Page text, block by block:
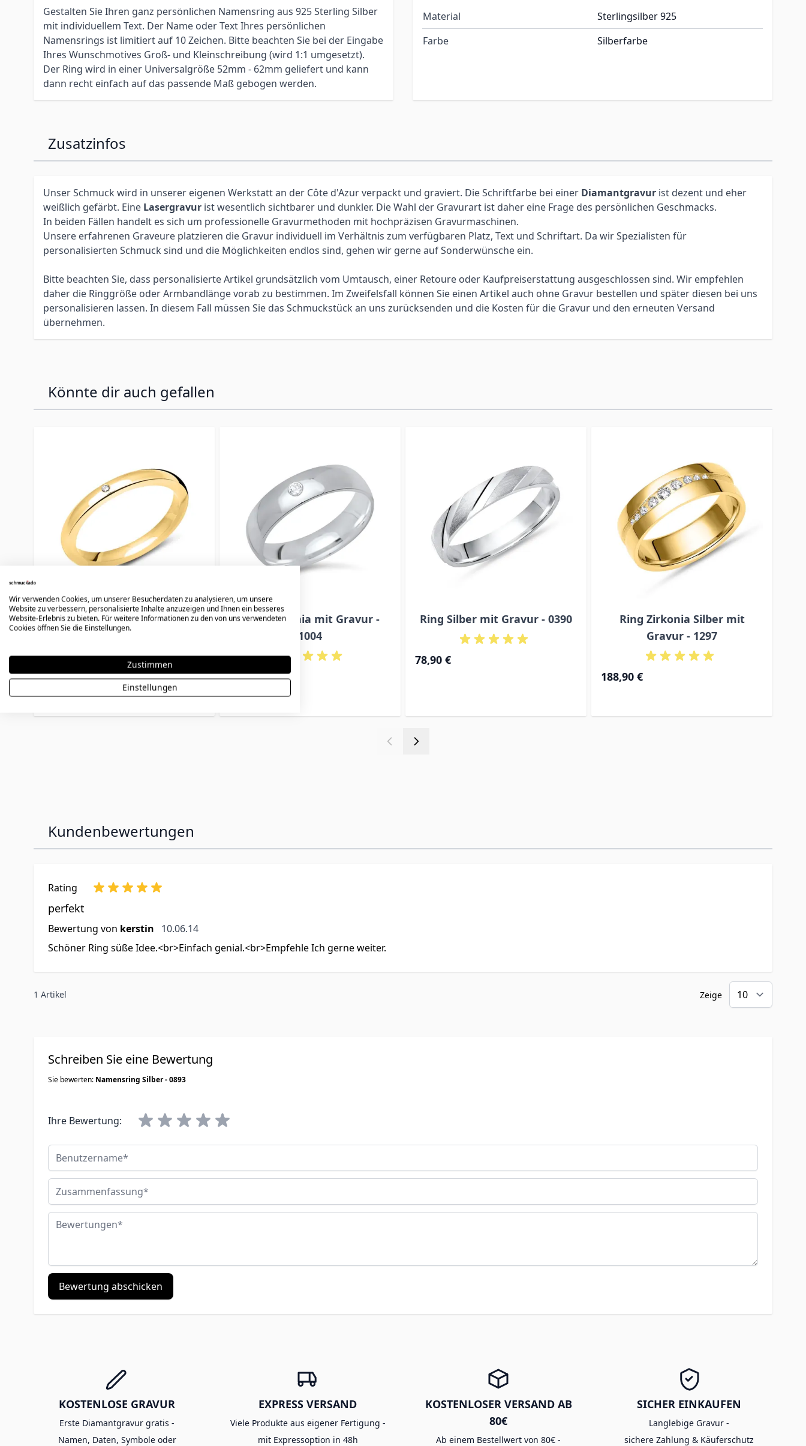
Gestalten Sie Ihren ganz persönlichen Namensring aus 925 Sterling Silber
mit individuellem Text. Der Name oder Text Ihres persönlichen
Namensrings ist limitiert auf 10 Zeichen. Bitte beachten Sie bei der Eingabe
Ihres Wunschmotives Groß- und Kleinschreibung (wird 1:1 umgesetzt).
Der Ring wird in einer Universalgröße 52mm - 62mm geliefert und kann
dann recht einfach auf das passende Maß gebogen werden.
Material
Sterlingsilber 925
Farbe
Silberfarbe
Zusatzinfos
Unser Schmuck wird in unserer eigenen Werkstatt an der Côte d'Azur verpackt und graviert. Die Schriftfarbe bei einer Diamantgravur ist dezent und eher
weißlich gefärbt. Eine Lasergravur ist wesentlich sichtbarer und dunkler. Die Wahl der Gravurart ist daher eine Frage des persönlichen Geschmacks.
In beiden Fällen handelt es sich um professionelle Gravurmethoden mit hochpräzisen Gravurmaschinen.
Unsere erfahrenen Graveure platzieren die Gravur individuell im Verhältnis zum verfügbaren Platz, Text und Schriftart. Da wir Spezialisten für
personalisierten Schmuck sind und die Möglichkeiten endlos sind, gehen wir gerne auf Sonderwünsche ein.
Bitte beachten Sie, dass personalisierte Artikel grundsätzlich vom Umtausch, einer Retoure oder Kaufpreiserstattung ausgeschlossen sind. Wir empfehlen
daher die Ringgröße oder Armbandlänge vorab zu bestimmen. Im Zweifelsfall können Sie einen Artikel auch ohne Gravur bestellen und später diesen bei uns
personalisieren lassen. In diesem Fall müssen Sie das Schmuckstück an uns zurücksenden und die Kosten für die Gravur und den erneuten Versand
übernehmen.
Könnte dir auch gefallen
Ring Silber mit Gravur - 1163
70,90 €
Ring Zirkonia mit Gravur -
1004
109,90 €
Ring Silber mit Gravur - 0390
78,90 €
Ring Zirkonia Silber mit
Gravur - 1297
188,90 €
Kundenbewertungen
Rating
perfekt
Bewertung von kerstin 10. Juni 2014
10.06.14
Schöner Ring süße Idee.<br>Einfach genial.<br>Empfehle Ich gerne weiter.
1 Artikel Zeige
Schreiben Sie eine Bewertung
Sie bewerten: Namensring Silber - 0893
Ihre Bewertung:
Benutzername
Zusammenfassung
Bewertungen
Bewertung abschicken
KOSTENLOSE GRAVUR
Erste Diamantgravur gratis -
Namen, Daten, Symbole oder
EXPRESS VERSAND
Viele Produkte aus eigener Fertigung -
mit Expressoption in 48h
KOSTENLOSER VERSAND AB
80€
Ab einem Bestellwert von 80€ -
SICHER EINKAUFEN
Langlebige Gravur -
sichere Zahlung & Käuferschutz
Wir verwenden Cookies, um unserer Besucherdaten zu analysieren, um unsere
Website zu verbessern, personalisierte Inhalte anzuzeigen und Ihnen ein besseres
Website-Erlebnis zu bieten. Für weitere Informationen zu den von uns verwendeten
Cookies öffnen Sie die Einstellungen.
Zustimmen
Einstellungen